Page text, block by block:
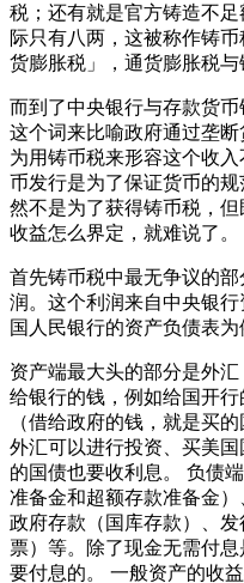
税；还有就是官方铸造不
际只有八两，这被称作铸
货膨胀税」，通货膨胀税与
而到了中央银行与存款货
这个词来比喻政府通过垄
为用铸币税来形容这个收
币发行是为了保证货币的
然不是为了获得铸币税，
收益怎么界定，就难说了。
首先铸币税中最无争议的
润。这个利润来自中央银
国人民银行的资产负债表为
资产端最大头的部分是外
给银行的钱，例如给国开
（借给政府的钱，就是买
外汇可以进行投资、买美
的国债也要收利息。 负债
准备金和超额存款准备金）
政府存款（国库存款）、
票）等。除了现金无需付
要付息的。 一般资产的收